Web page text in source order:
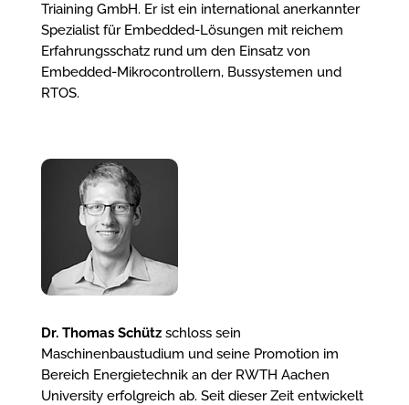
Triaining GmbH. Er ist ein international anerkannter
Spezialist für Embedded-Lösungen mit reichem
Erfahrungsschatz rund um den Einsatz von
Embedded-Mikrocontrollern, Bussystemen und
RTOS.
Dr. Thomas Schützschloss sein
Maschinenbaustudium und seine Promotion im
Bereich Energietechnik an der RWTH Aachen
University erfolgreich ab. Seit dieser Zeit entwickelt